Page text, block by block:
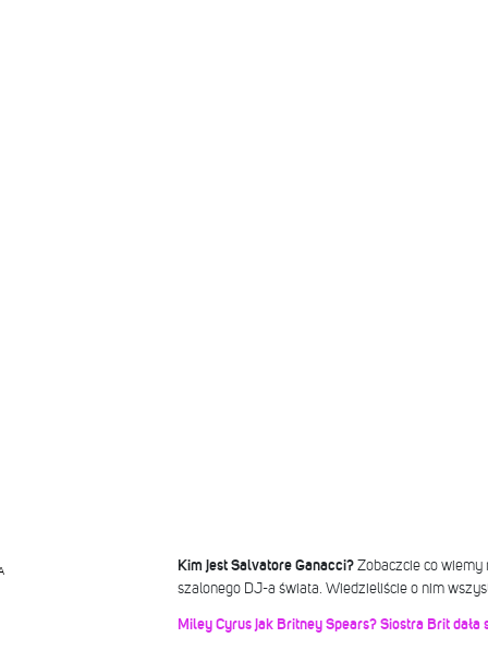
Kim jest Salvatore Ganacci?Zobaczcie co wiemy
szalonego DJ-a świata. Wiedzieliście o nim
Miley Cyrus jak Britney Spears? Siostra Brit dała